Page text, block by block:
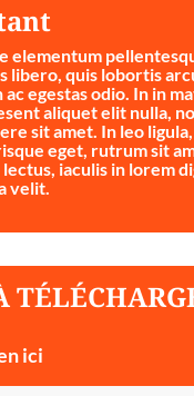
elementum
libero, quis lobortis
ac egestas odio. In in
aliquet elit nulla,
sit amet. In leo
eget, rutrum sit
iaculis in lorem
velit.
ici